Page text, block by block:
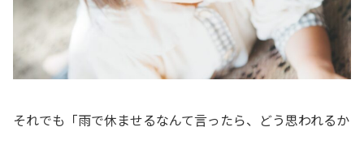
それでも「雨で休ませるなんて言ったら、どう思われるか